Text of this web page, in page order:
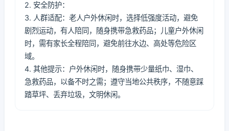
2. 安全防护：
3. 人群适配：老人户外休闲时，选择低强度活动，避免
剧烈运动，有人陪同，随身携带急救药品；儿童户外休闲
时，需有家长全程陪同，避免前往水边、高处等危险区
域。
4. 其他提示：户外休闲时，随身携带少量纸巾、湿巾、
急救药品，以备不时之需；遵守当地公共秩序，不随意踩
踏草坪、丢弃垃圾，文明休闲。